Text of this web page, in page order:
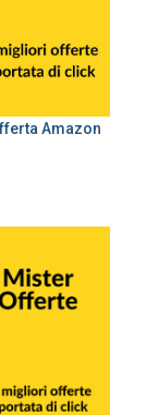
Amazon